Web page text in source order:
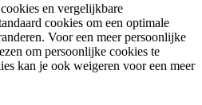
en vergelijkbare
cookies om een optimale
Voor een meer persoonlijke
om persoonlijke cookies te
kan je ook weigeren voor een meer